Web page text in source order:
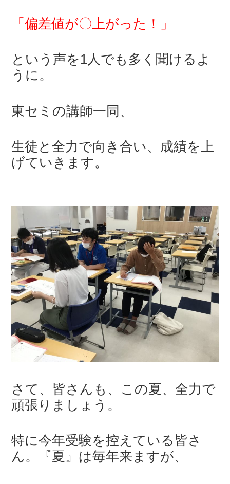
「偏差値が〇上がった！」
という声を1人でも多く聞けるよ
うに。
東セミの講師一同、
生徒と全力で向き合い、成績を上
げていきます。
さて、皆さんも、この夏、全力で
頑張りましょう。
特に今年受験を控えている皆さ
ん。『夏』は毎年来ますが、